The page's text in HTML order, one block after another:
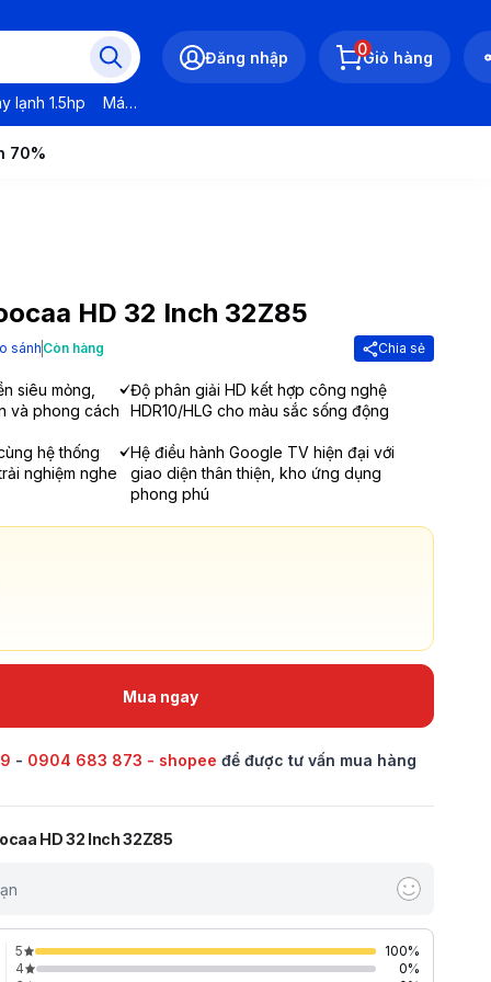
lạnh 1.5hp Máy lạnh LG
Đăng nhập 0Giỏ hàng
70%
HD 32 Inch 32Z85
sánh Còn hàng Chia sẻ
siêu mỏng,
và phong cách
Độ phân giải HD kết hợp công nghệ
HDR10/HLG cho màu sắc sống động
hệ thống
nghiệm nghe
Hệ điều hành Google TV hiện đại với
giao diện thân thiện, kho ứng dụng
phong phú
Mua ngay
- 0904 683 873 - shopee để được tư vấn mua hàng
HD 32 Inch 32Z85
5 100%
4
0%